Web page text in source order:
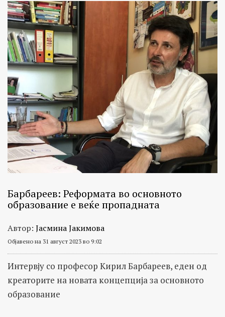
Барбареев: Реформата во основното
образование е веќе пропадната
Автор: Јасмина Јакимова
Објавено на 31 август 2023 во 9:02
Интервју со професор Кирил Барбареев, еден од
креаторите на новата концепција за основното
образование